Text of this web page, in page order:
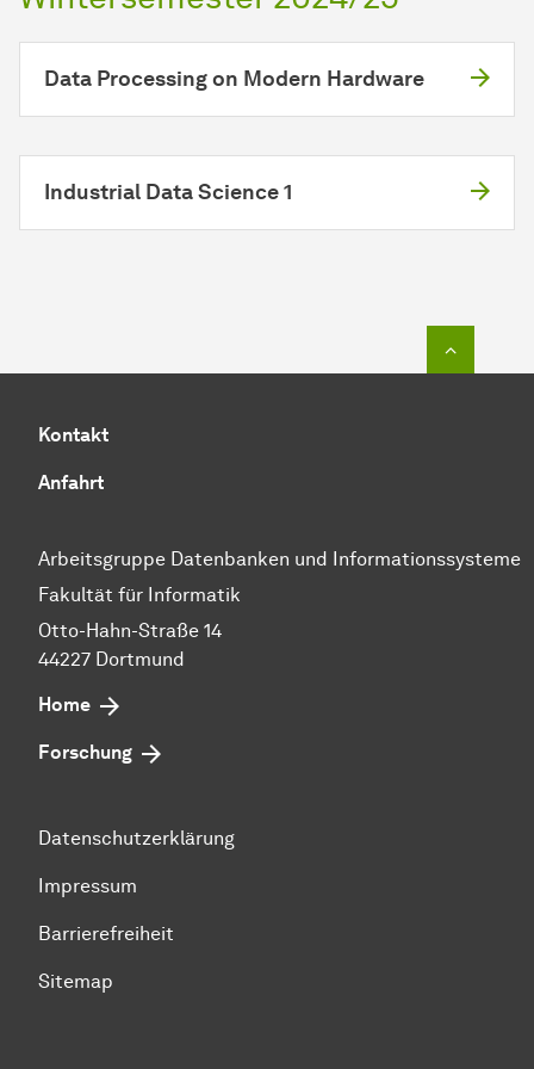
Data Processing on Modern Hardware
Industrial Data Science 1
Kontakt
Anfahrt
Arbeitsgruppe Datenbanken und Informationssysteme
Fakultät für Informatik
Otto-Hahn-Straße 14
44227 Dortmund
Home
Forschung
Datenschutzerklärung
Impressum
Barrierefreiheit
Sitemap